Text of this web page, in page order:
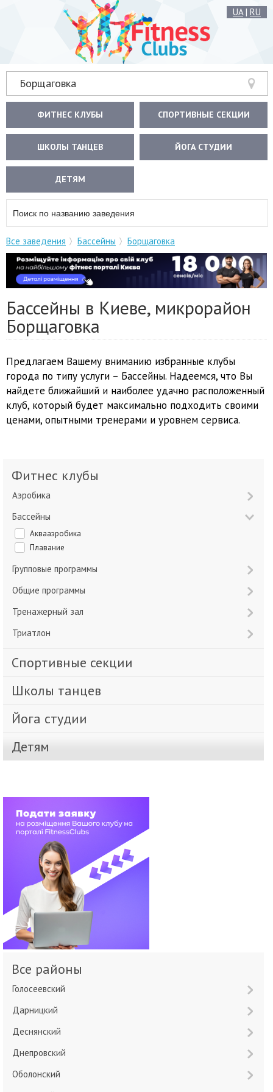
UA| RU
Борщаговка
ФИТНЕС КЛУБЫ СПОРТИВНЫЕ СЕКЦИИ
ШКОЛЫ ТАНЦЕВ ЙОГА СТУДИИ
ДЕТЯМ
Все заведения Бассейны Борщаговка
Бассейны в Киеве, микрорайон
Борщаговка
Предлагаем Вашему вниманию избранные клубы
города по типу услуги – Бассейны. Надеемся, что Вы
найдете ближайший и наиболее удачно расположенный
клуб, который будет максимально подходить своими
ценами, опытными тренерами и уровнем сервиса.
Фитнес клубы
Аэробика
Бассейны
Аквааэробика
Плавание
Групповые программы
Общие программы
Тренажерный зал
Триатлон
Спортивные секции
Школы танцев
Йога студии
Детям
Все районы
Голосеевский
Дарницкий
Деснянский
Днепровский
Оболонский